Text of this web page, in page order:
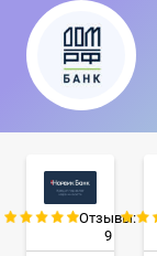
Отзывы:
9